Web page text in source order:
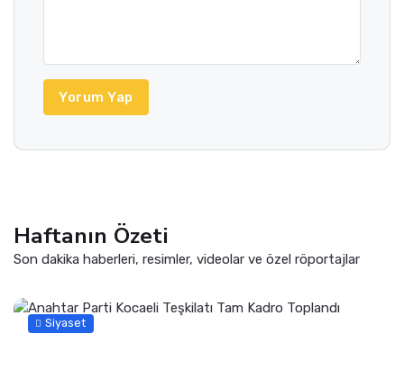
Yorum Yap
Haftanın Özeti
Son dakika haberleri, resimler, videolar ve özel röportajlar
Siyaset